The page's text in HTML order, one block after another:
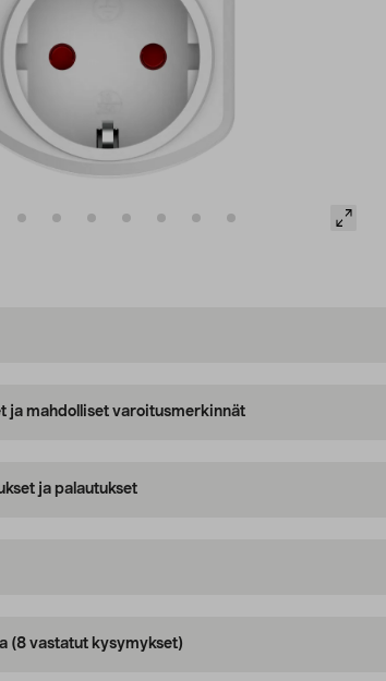
ja mahdolliset varoitusmerkinnät
ja palautukset
(8 vastatut kysymykset)